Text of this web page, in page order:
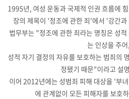
1995년, 여성 운동과 국제적 인권 흐름에
장의 제목이 '정조에 관한 죄'에서 '강간
법무부는 "정조에 관한 죄라는 명칭은 성
는 인상을 주어,
성적 자기 결정의 자유를 보호하는 범죄의
정됐기 때문"이라고 설
이어 2012년에는 성범죄 피해 대상을 '부
에 관계없이 모든 피해자를 보호